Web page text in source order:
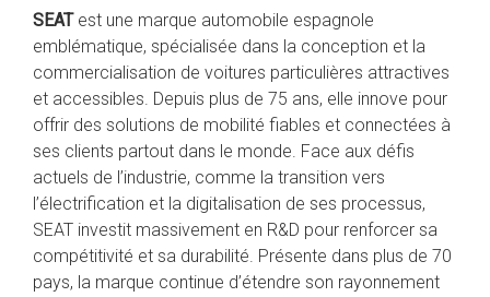
SEATest une marque automobile espagnole
emblématique, spécialisée dans la conception et la
commercialisation de voitures particulières attractives
et accessibles. Depuis plus de 75 ans, elle innove pour
offrir des solutions de mobilité fiables et connectées à
ses clients partout dans le monde. Face aux défis
actuels de l’industrie, comme la transition vers
l’électrification et la digitalisation de ses processus,
SEAT investit massivement en R&D pour renforcer sa
compétitivité et sa durabilité. Présente dans plus de 70
pays, la marque continue d’étendre son rayonnement